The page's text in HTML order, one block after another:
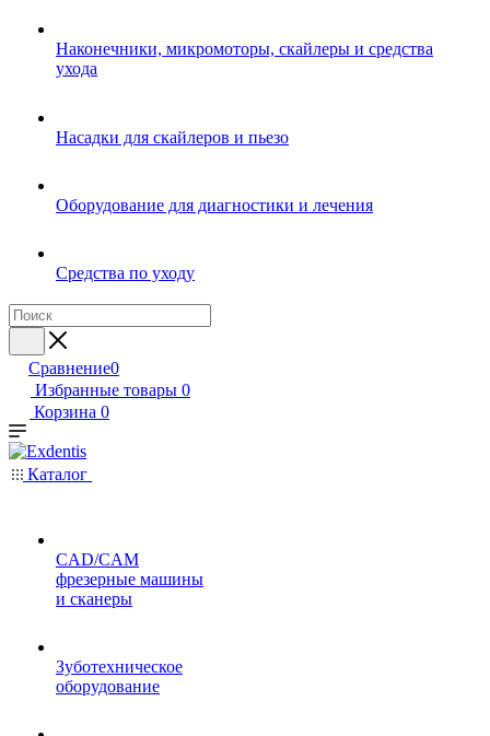
Наконечники, микромоторы, скайлеры и средства
ухода
Насадки для скайлеров и пьезо
Оборудование для диагностики и лечения
Средства по уходу
Сравнение0
Избранные товары 0
Корзина 0
Каталог
CAD/CAM
фрезерные машины
и сканеры
Зуботехническое
оборудование